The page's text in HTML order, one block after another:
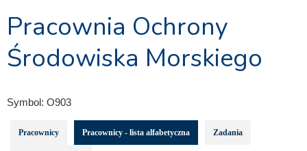
Pracownia Ochrony
Środowiska Morskiego
Symbol: O903
Pracownicy Pracownicy - lista alfabetyczna Zadania